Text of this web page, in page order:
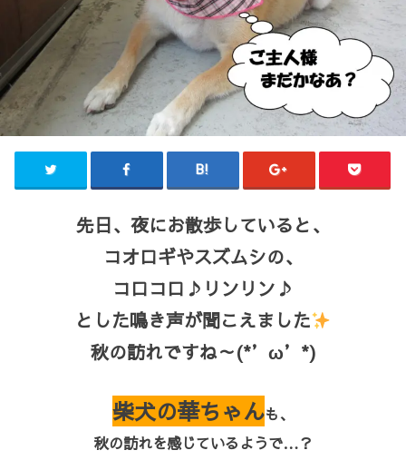
先日、夜にお散歩していると、
コオロギやスズムシの、
コロコロ♪リンリン♪
とした鳴き声が聞こえました
秋の訪れですね～(*’ω’*)
柴犬の華ちゃんも、
秋の訪れを感じているようで…？